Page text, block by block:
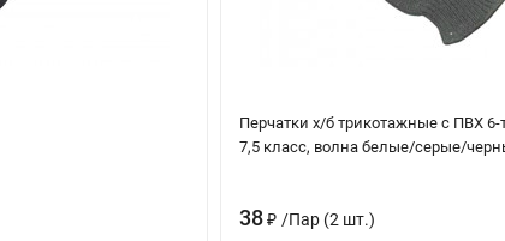
Перчатки х/б трикотажные с ПВХ 6-
7,5 класс, волна белые/серые/
38 ₽ /Пар (2 шт.)